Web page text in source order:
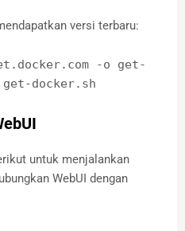
versi terbaru:
-o get-
docker.sh
untuk menjalankan
WebUI dengan